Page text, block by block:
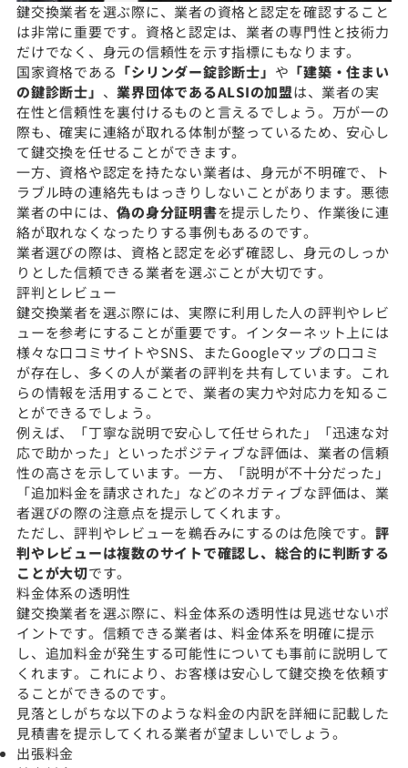
鍵交換業者を選ぶ際に、業者の資格と認定を確認すること
は非常に重要です。資格と認定は、業者の専門性と技術力
だけでなく、身元の信頼性を示す指標にもなります。
国家資格である 「シリンダー錠診断士」 や 「建築・住まい
の鍵診断士」 、業界団体であるALSIの加盟は、業者の実
在性と信頼性を裏付けるものと言えるでしょう。万が一の
際も、確実に連絡が取れる体制が整っているため、安心し
て鍵交換を任せることができます。
一方、資格や認定を持たない業者は、身元が不明確で、ト
ラブル時の連絡先もはっきりしないことがあります。悪徳
業者の中には、偽の身分証明書を提示したり、作業後に連
絡が取れなくなったりする事例もあるのです。
業者選びの際は、資格と認定を必ず確認し、身元のしっか
りとした信頼できる業者を選ぶことが大切です。
評判とレビュー
鍵交換業者を選ぶ際には、実際に利用した人の評判やレビ
ューを参考にすることが重要です。インターネット上には
様々な口コミサイトやSNS、またGoogleマップの口コミ
が存在し、多くの人が業者の評判を共有しています。これ
らの情報を活用することで、業者の実力や対応力を知るこ
とができるでしょう。
例えば、「丁寧な説明で安心して任せられた」「迅速な対
応で助かった」といったポジティブな評価は、業者の信頼
性の高さを示しています。一方、「説明が不十分だった」
「追加料金を請求された」などのネガティブな評価は、業
者選びの際の注意点を提示してくれます。
ただし、評判やレビューを鵜呑みにするのは危険です。 評
判やレビューは複数のサイトで確認し、総合的に判断する
ことが大切です。
料金体系の透明性
鍵交換業者を選ぶ際に、料金体系の透明性は見逃せないポ
イントです。信頼できる業者は、料金体系を明確に提示
し、追加料金が発生する可能性についても事前に説明して
くれます。これにより、お客様は安心して鍵交換を依頼す
ることができるのです。
見落としがちな以下のような料金の内訳を詳細に記載した
見積書を提示してくれる業者が望ましいでしょう。
出張料金